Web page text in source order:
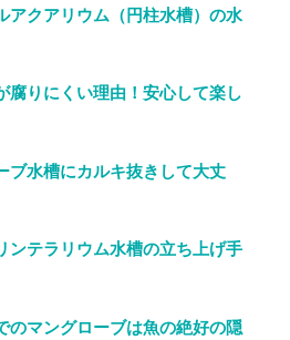
アクアリウム（円柱水槽）の水
腐りにくい理由！安心して楽し
ブ水槽にカルキ抜きして大丈
ンテラリウム水槽の立ち上げ手
のマングローブは魚の絶好の隠